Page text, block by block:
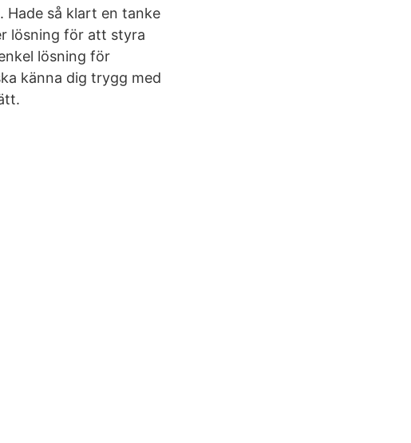
Hade så klart en tanke
lösning för att styra
lösning för
känna dig trygg med